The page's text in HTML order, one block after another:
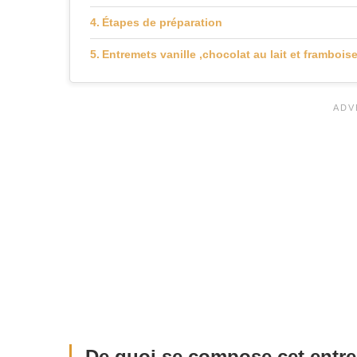
Étapes de préparation
Entremets vanille ,chocolat au lait et